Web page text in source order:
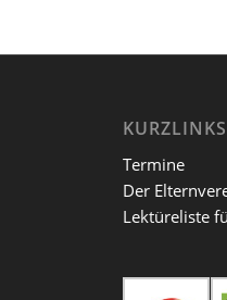
KURZLINKS
Termine
Der
Lektüreliste